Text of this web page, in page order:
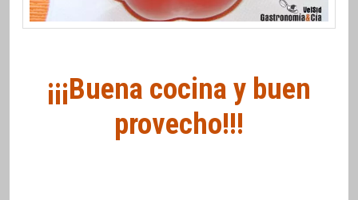
¡¡¡Buena cocina y buen
provecho!!!